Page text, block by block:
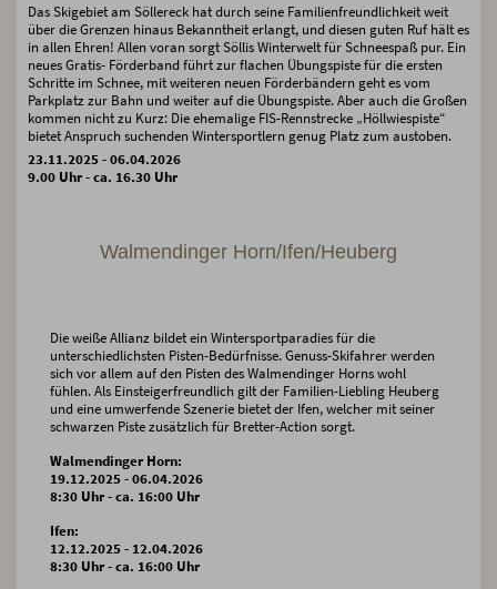
Das Skigebiet am Söllereck hat durch seine Familienfreundlichkeit weit
über die Grenzen hinaus Bekanntheit erlangt, und diesen guten Ruf hält es
in allen Ehren! Allen voran sorgt Söllis Winterwelt für Schneespaß pur. Ein
neues Gratis- Förderband führt zur flachen Übungspiste für die ersten
Schritte im Schnee, mit weiteren neuen Förderbändern geht es vom
Parkplatz zur Bahn und weiter auf die Übungspiste. Aber auch die Großen
kommen nicht zu Kurz: Die ehemalige FIS-Rennstrecke „Höllwiespiste“
bietet Anspruch suchenden Wintersportlern genug Platz zum austoben.
23.11.2025 - 06.04.2026
9.00 Uhr - ca. 16.30 Uhr
Walmendinger Horn/Ifen/Heuberg
Die weiße Allianz bildet ein Wintersportparadies für die
unterschiedlichsten Pisten-Bedürfnisse. Genuss-Skifahrer werden
sich vor allem auf den Pisten des Walmendinger Horns wohl
fühlen. Als Einsteigerfreundlich gilt der Familien-Liebling Heuberg
und eine umwerfende Szenerie bietet der Ifen, welcher mit seiner
schwarzen Piste zusätzlich für Bretter-Action sorgt.
Walmendinger Horn:
19.12.2025 - 06.04.2026
8:30 Uhr - ca. 16:00 Uhr
Ifen:
12.12.2025 - 12.04.2026
8:30 Uhr - ca. 16:00 Uhr